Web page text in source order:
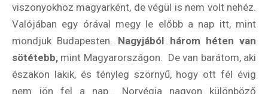
viszonyokhoz magyarként, de végül is nem volt nehéz.
Valójában egy órával megy le előbb a nap itt, mint
mondjuk Budapesten. Nagyjából három héten van
sötétebb, mint Magyarországon. De van barátom, aki
északon lakik, és tényleg szörnyű, hogy ott fél évig
nem jön fel a nap… Norvégia nagyon különböző